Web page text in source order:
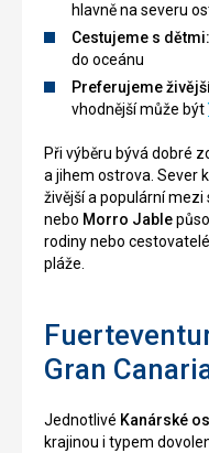
hlavně na severu
Cestujeme s dětmi:
do oceánu
Preferujeme
vhodnější může být
Při výběru bývá dobré
a jihem ostrova. Sever
živější a populární
nebo Morro Jable
rodiny nebo
pláže.
Gran
Jednotlivé Kanárské
krajinou i typem